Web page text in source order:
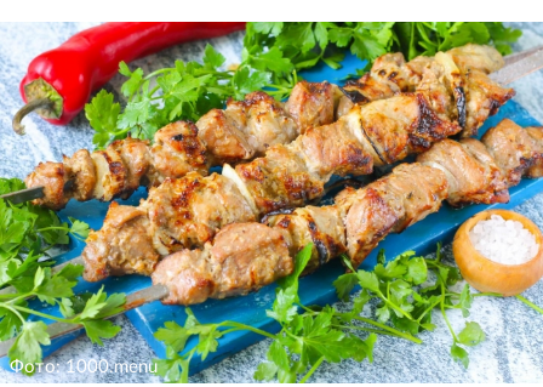
Фото: 1000.menu